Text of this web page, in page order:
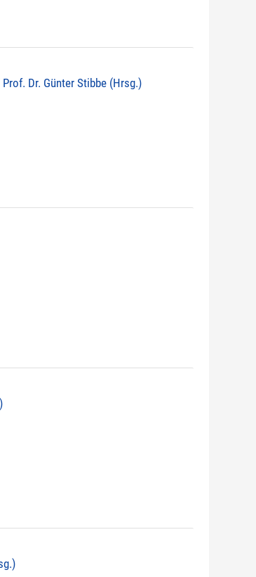
Dr. Günter Stibbe (Hrsg.)